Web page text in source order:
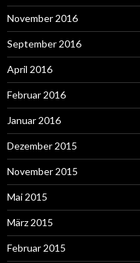
November 2016
September 2016
April 2016
Februar 2016
Januar 2016
Dezember 2015
November 2015
Mai 2015
März 2015
Februar 2015